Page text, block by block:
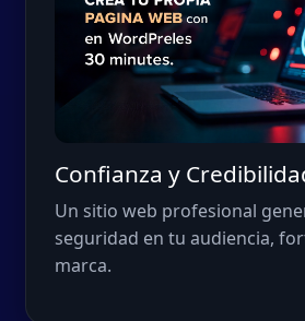
Confianza y
Un sitio web profesional
seguridad en tu audiencia,
marca.